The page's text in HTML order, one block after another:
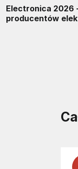
Electronica 2026
producentów